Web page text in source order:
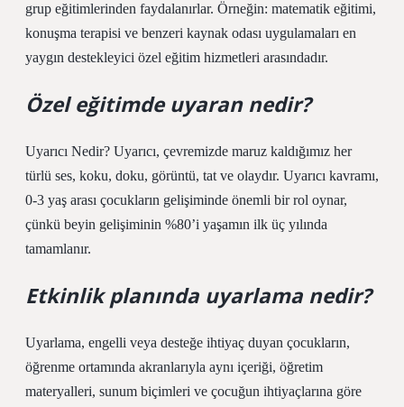
grup eğitimlerinden faydalanırlar. Örneğin: matematik eğitimi,
konuşma terapisi ve benzeri kaynak odası uygulamaları en
yaygın destekleyici özel eğitim hizmetleri arasındadır.
Özel eğitimde uyaran nedir?
Uyarıcı Nedir? Uyarıcı, çevremizde maruz kaldığımız her
türlü ses, koku, doku, görüntü, tat ve olaydır. Uyarıcı kavramı,
0-3 yaş arası çocukların gelişiminde önemli bir rol oynar,
çünkü beyin gelişiminin %80’i yaşamın ilk üç yılında
tamamlanır.
Etkinlik planında uyarlama nedir?
Uyarlama, engelli veya desteğe ihtiyaç duyan çocukların,
öğrenme ortamında akranlarıyla aynı içeriği, öğretim
materyalleri, sunum biçimleri ve çocuğun ihtiyaçlarına göre